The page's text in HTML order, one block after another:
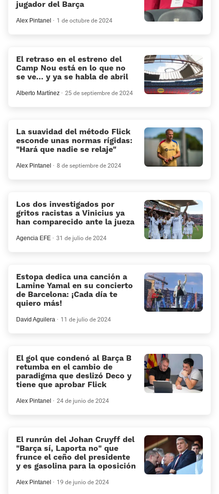
jugador del Barça
Alex Pintanel 1 de octubre de 2024
El retraso en el estreno del
Camp Nou está en lo que no
se ve... y ya se habla de abril
Alberto Martínez 25 de septiembre de 2024
La suavidad del método Flick
esconde unas normas rígidas:
«Hará que nadie se relaje»
Alex Pintanel 8 de septiembre de 2024
Los dos investigados por
gritos racistas a Vinicius ya
han comparecido ante la jueza
Agencia EFE 31 de julio de 2024
Estopa dedica una canción a
Lamine Yamal en su concierto
de Barcelona: ¡Cada día te
quiero más!
David Aguilera 11 de julio de 2024
El gol que condenó al Barça B
retumba en el cambio de
paradigma que deslizó Deco y
tiene que aprobar Flick
Alex Pintanel 24 de junio de 2024
El runrún del Johan Cruyff del
«Barça sí, Laporta no» que
frunce el ceño del presidente
y es gasolina para la oposición
Alex Pintanel 19 de junio de 2024